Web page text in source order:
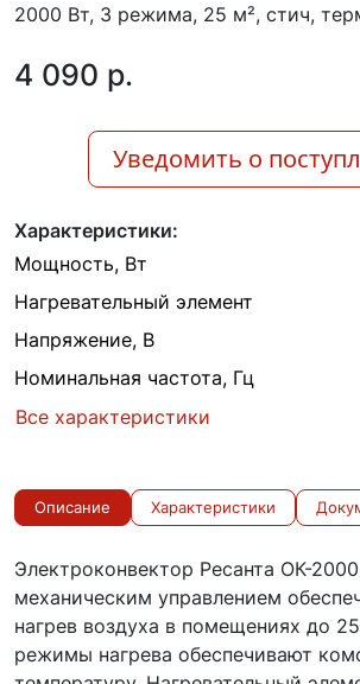
2000 Вт, 3 режима, 25 м², стич,
4 090 p.
Уведомить о
Характеристики:
Мощность, Вт
Нагревательный элемент
Напряжение, В
Номинальная частота, Гц
Все характеристики
Описание Характеристики
Электроконвектор Ресанта ОК-
механическим управлением
нагрев воздуха в помещениях до
режимы нагрева обеспечивают